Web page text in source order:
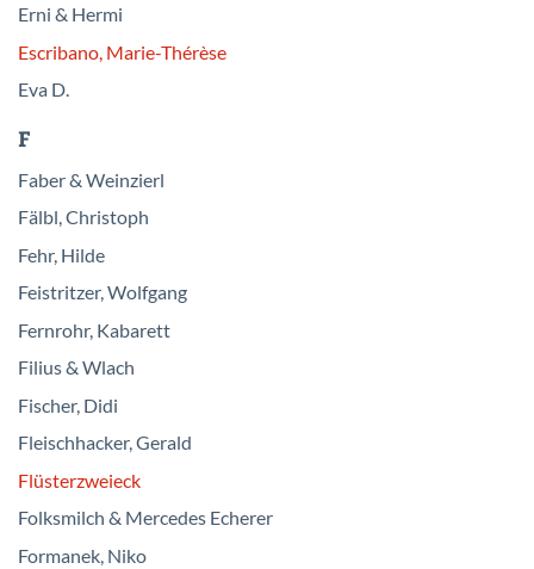
Erni & Hermi
Escribano, Marie-Thérèse
Eva D.
F
Faber & Weinzierl
Fälbl, Christoph
Fehr, Hilde
Feistritzer, Wolfgang
Fernrohr, Kabarett
Filius & Wlach
Fischer, Didi
Fleischhacker, Gerald
Flüsterzweieck
Folksmilch & Mercedes Echerer
Formanek, Niko